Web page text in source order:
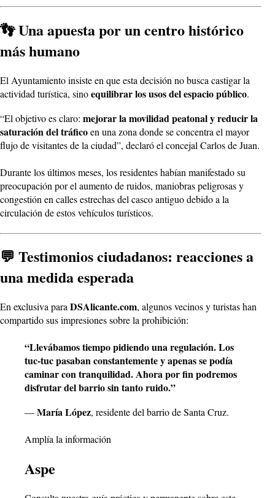
👣 Una apuesta por un centro histórico
más humano
El Ayuntamiento insiste en que esta decisión no busca castigar la
actividad turística, sinoequilibrar los usos del espacio público.
“El objetivo es claro: mejorar la movilidad peatonal y reducir la
saturación del tráficoen una zona donde se concentra el mayor
flujo de visitantes de la ciudad”, declaró el concejal Carlos de Juan.
Durante los últimos meses, los residentes habían manifestado su
preocupación por el aumento de ruidos, maniobras peligrosas y
congestión en calles estrechas del casco antiguo debido a la
circulación de estos vehículos turísticos.
💬 Testimonios ciudadanos: reacciones a
una medida esperada
En exclusiva paraDSAlicante.com, algunos vecinos y turistas han
compartido sus impresiones sobre la prohibición:
“Llevábamos tiempo pidiendo una regulación. Los
tuc-tuc pasaban constantemente y apenas se podía
caminar con tranquilidad. Ahora por fin podremos
disfrutar del barrio sin tanto ruido.”
—María López, residente del barrio de Santa Cruz.
Amplía la información
Aspe